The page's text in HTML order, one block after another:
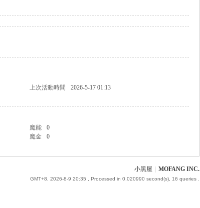
上次活動時間
2026-5-17 01:13
魔能
0
魔金 0
小黑屋 MOFANG INC.
GMT+8, 2026-8-9 20:35 , Processed in 0.020990 second(s), 16 queries .